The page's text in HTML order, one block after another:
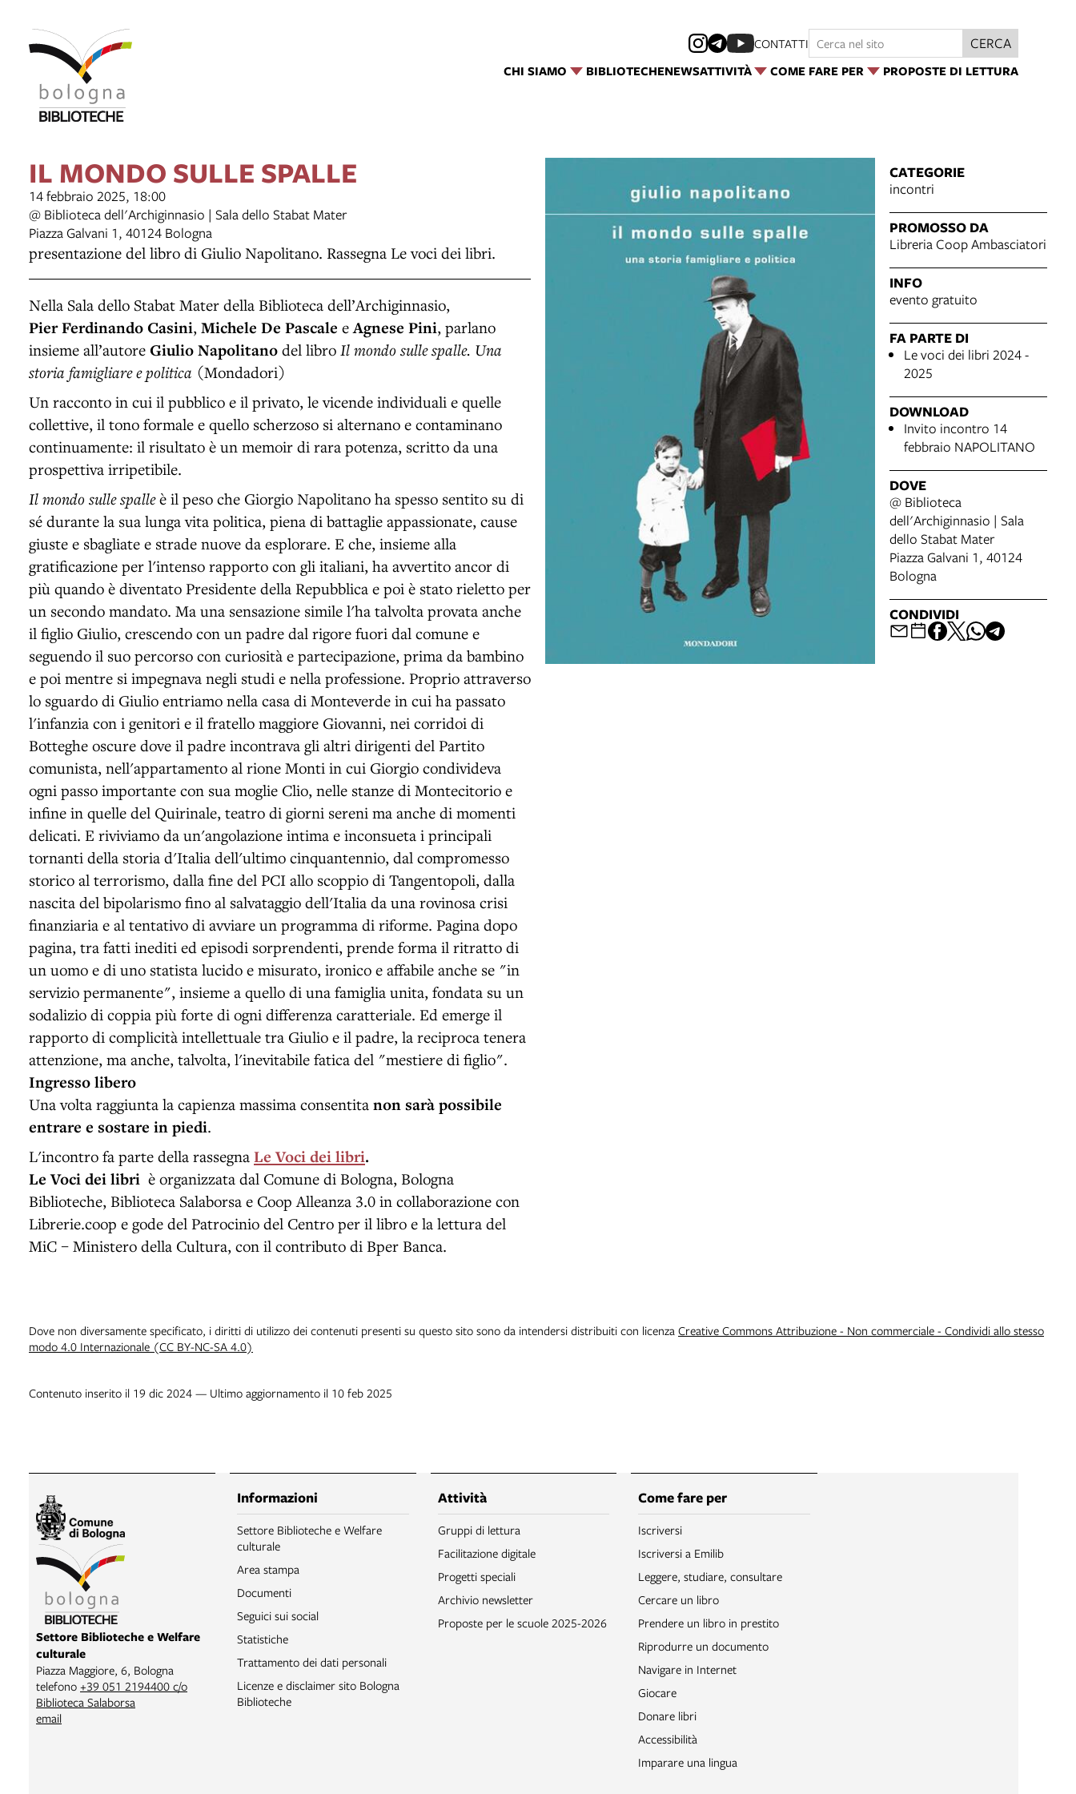
CHI SIAMO BIBLIOTECHENEWSATTIVITÀ COME FARE PER PROPOSTE DI LETTURA
CONTATTI CERCA
IL MONDO SULLE SPALLE
14 febbraio 2025, 18:00
@ Biblioteca dell'Archiginnasio | Sala dello Stabat Mater
Piazza Galvani 1, 40124 Bologna
presentazione del libro di Giulio Napolitano. Rassegna Le voci dei libri.
Nella Sala dello Stabat Mater della Biblioteca dell’Archiginnasio,
Pier Ferdinando Casini, Michele De Pascale e Agnese Pini, parlano
insieme all’autore Giulio Napolitano del libro Il mondo sulle spalle. Una
storia famigliare e politica (Mondadori)
Un racconto in cui il pubblico e il privato, le vicende individuali e quelle
collettive, il tono formale e quello scherzoso si alternano e contaminano
continuamente: il risultato è un memoir di rara potenza, scritto da una
prospettiva irripetibile.
Il mondo sulle spalleè il peso che Giorgio Napolitano ha spesso sentito su di
sé durante la sua lunga vita politica, piena di battaglie appassionate, cause
giuste e sbagliate e strade nuove da esplorare. E che, insieme alla
gratificazione per l'intenso rapporto con gli italiani, ha avvertito ancor di
più quando è diventato Presidente della Repubblica e poi è stato rieletto per
un secondo mandato. Ma una sensazione simile l'ha talvolta provata anche
il figlio Giulio, crescendo con un padre dal rigore fuori dal comune e
seguendo il suo percorso con curiosità e partecipazione, prima da bambino
e poi mentre si impegnava negli studi e nella professione. Proprio attraverso
lo sguardo di Giulio entriamo nella casa di Monteverde in cui ha passato
l'infanzia con i genitori e il fratello maggiore Giovanni, nei corridoi di
Botteghe oscure dove il padre incontrava gli altri dirigenti del Partito
comunista, nell'appartamento al rione Monti in cui Giorgio condivideva
ogni passo importante con sua moglie Clio, nelle stanze di Montecitorio e
infine in quelle del Quirinale, teatro di giorni sereni ma anche di momenti
delicati. E riviviamo da un'angolazione intima e inconsueta i principali
tornanti della storia d'Italia dell'ultimo cinquantennio, dal compromesso
storico al terrorismo, dalla fine del PCI allo scoppio di Tangentopoli, dalla
nascita del bipolarismo fino al salvataggio dell'Italia da una rovinosa crisi
finanziaria e al tentativo di avviare un programma di riforme. Pagina dopo
pagina, tra fatti inediti ed episodi sorprendenti, prende forma il ritratto di
un uomo e di uno statista lucido e misurato, ironico e affabile anche se "in
servizio permanente", insieme a quello di una famiglia unita, fondata su un
sodalizio di coppia più forte di ogni differenza caratteriale. Ed emerge il
rapporto di complicità intellettuale tra Giulio e il padre, la reciproca tenera
attenzione, ma anche, talvolta, l'inevitabile fatica del "mestiere di figlio".
Ingresso libero
Una volta raggiunta la capienza massima consentita non sarà possibile
entrare e sostare in piedi.
L'incontro fa parte della rassegna Le Voci dei libri.
Le Voci dei libri è organizzata dal Comune di Bologna, Bologna
Biblioteche, Biblioteca Salaborsa e Coop Alleanza 3.0 in collaborazione con
Librerie.coop e gode del Patrocinio del Centro per il libro e la lettura del
MiC – Ministero della Cultura, con il contributo di Bper Banca.
CATEGORIE
incontri
PROMOSSO DA
Libreria Coop Ambasciatori
INFO
evento gratuito
FA PARTE DI
Le voci dei libri 2024 -
2025
DOWNLOAD
Invito incontro 14
febbraio NAPOLITANO
DOVE
@ Biblioteca
dell'Archiginnasio | Sala
dello Stabat Mater
Piazza Galvani 1, 40124
Bologna
CONDIVIDI
Dove non diversamente specificato, i diritti di utilizzo dei contenuti presenti su questo sito sono da intendersi distribuiti con licenza Creative Commons Attribuzione - Non commerciale - Condividi allo stesso
modo 4.0 Internazionale (CC BY-NC-SA 4.0)
Contenuto inserito il 19 dic 2024 — Ultimo aggiornamento il 10 feb 2025
Settore Biblioteche e Welfare
culturale
Piazza Maggiore, 6, Bologna
telefono +39 051 2194400 c/o
Biblioteca Salaborsa
email
Informazioni
Settore Biblioteche e Welfare
culturale
Area stampa
Documenti
Seguici sui social
Statistiche
Trattamento dei dati personali
Licenze e disclaimer sito Bologna
Biblioteche
Attività
Gruppi di lettura
Facilitazione digitale
Progetti speciali
Archivio newsletter
Proposte per le scuole 2025-2026
Come fare per
Iscriversi
Iscriversi a Emilib
Leggere, studiare, consultare
Cercare un libro
Prendere un libro in prestito
Riprodurre un documento
Navigare in Internet
Giocare
Donare libri
Accessibilità
Imparare una lingua